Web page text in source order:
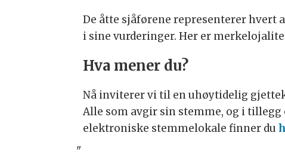
De åtte sjåførene representerer hvert
i sine vurderinger. Her er
Hva mener du?
Nå inviterer vi til en uhøytidelig
Alle som avgir sin stemme, og i
elektroniske stemmelokale finner du
"